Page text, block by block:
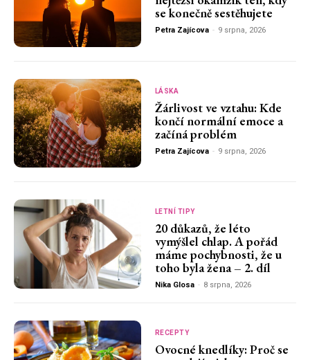
se konečně sestěhujete
Petra Zajícova - 9 srpna, 2026
LÁSKA
Žárlivost ve vztahu: Kde
končí normální emoce a
začíná problém
Petra Zajícova - 9 srpna, 2026
LETNÍ TIPY
20 důkazů, že léto
vymýšlel chlap. A pořád
máme pochybnosti, že u
toho byla žena – 2. díl
Nika Glosa - 8 srpna, 2026
RECEPTY
Ovocné knedlíky: Proč se